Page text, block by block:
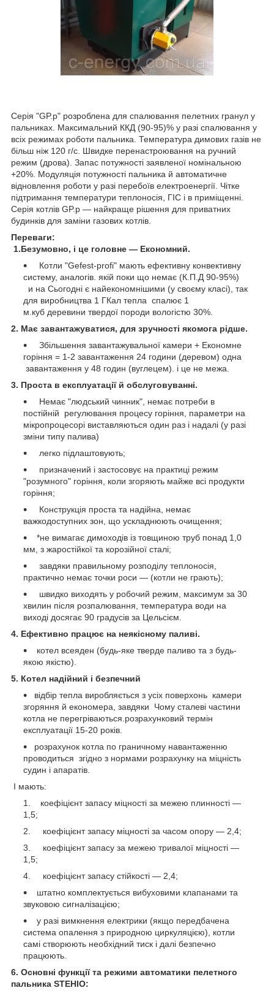
Серія "GP.p" розроблена для спалювання пелетних гранул у
пальниках. Максимальний ККД (90-95)% у разі спалювання у
всіх режимах роботи пальника. Температура димових газів не
більш ніж 120 г/с. Швидке перенастроювання на ручний
режим (дрова). Запас потужності заявленої номінальною
+20%. Модуляція потужності пальника й автоматичне
відновлення роботи у разі перебоїв електроенергії. Чітке
підтримання температури теплоносія, ГІС і в приміщенні.
Серія котлів GP.p — найкраще рішення для приватних
будинків для заміни газових котлів.
Переваги:
1.Безумовно, і це головне — Економний.
Котли "Gefest-profi" мають ефективну конвективну
систему, аналогів. якій поки що немає (К.П.Д 90-95%)
и на Сьогодні є найекономнішими (у своєму класі), так
для виробництва 1 ГКал тепла спалює 1
м.куб деревини твердої породи вологістю 30%.
2. Має завантажуватися, для зручності якомога рідше.
Збільшення завантажувальної камери + Економне
горіння = 1-2 завантаження 24 години (деревом) одна
завантаження у 48 годин (вуглецем). і це не межа.
3. Проста в експлуатації й обслуговуванні.
Немає "людський чинник", немає потреби в
постійній регулювання процесу горіння, параметри на
мікропроцесорі виставляються один раз і надалі (у разі
зміни типу палива)
легко підлаштовують;
призначений і застосовує на практиці режим
"розумного" горіння, коли згоряють майже всі продукти
горіння;
Конструкція проста та надійна, немає
важкодоступних зон, що ускладнюють очищення;
*не вимагає димоходів із товщиною труб понад 1,0
мм, з жаростійкої та корозійної сталі;
завдяки правильному розподілу теплоносія,
практично немає точки роси — (котли не грають);
швидко виходять у робочий режим, максимум за 30
хвилин після розпалювання, температура води на
виході досягає 90 градусів за Цельсієм.
4. Ефективно працює на неякісному паливі.
котел всеяден (будь-яке тверде паливо та з будь-
якою якістю).
5. Котел надійний і безпечний
відбір тепла виробляється з усіх поверхонь камери
згоряння й економера, завдяки Чому сталеві частини
котла не перегріваються.розрахунковий термін
експлуатації 15-20 років.
розрахунок котла по граничному навантаженню
проводиться згідно з нормами розрахунку на міцність
судин і апаратів.
І мають:
коефіцієнт запасу міцності за межею плинності —
1,5;
коефіцієнт запасу міцності за часом опору — 2,4;
коефіцієнт запасу за межею тривалої міцності —
1,5;
коефіцієнт запасу стійкості — 2,4;
штатно комплектується вибуховими клапанами та
звуковою сигналізацією;
у разі вимкнення електрики (якщо передбачена
система опалення з природною циркуляцією), котли
самі створюють необхідний тиск і далі безпечно
працюють.
6. Основні функції та режими автоматики пелетного
пальника STEHIO: